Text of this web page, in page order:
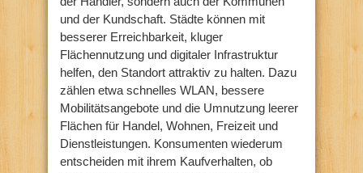
und der Kundschaft. Städte können mit
besserer Erreichbarkeit, kluger
Flächennutzung und digitaler Infrastruktur
helfen, den Standort attraktiv zu halten. Dazu
zählen etwa schnelles WLAN, bessere
Mobilitätsangebote und die Umnutzung leerer
Flächen für Handel, Wohnen, Freizeit und
Dienstleistungen. Konsumenten wiederum
entscheiden mit ihrem Kaufverhalten, ob